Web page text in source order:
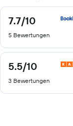
7.7/10
7.7
10
5 Bewertungen
5.5/10
5.5
10
3 Bewertungen